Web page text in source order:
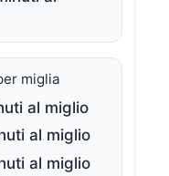
miglia
al miglio
al miglio
al miglio